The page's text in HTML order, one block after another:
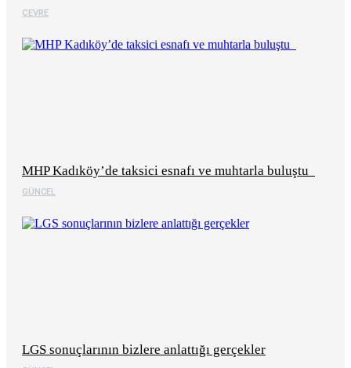
ÇEVRE
GÜNCEL
MHP Kadıköy’de taksici esnafı ve muhtarla buluştu
LGS sonuçlarının bizlere anlattığı gerçekler